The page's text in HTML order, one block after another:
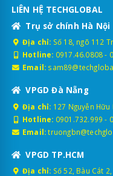
LIÊN HỆ TECHGLOBAL
Trụ sở chính Hà Nội
Địa chỉ: Số 18, ngõ 112
Hotline: 0917.46.0808-
Email:
VPGD Đà Nẵng
Địa chỉ: 127 Nguyễn
Hotline: 0901.732.999 -
Email:
VPGD TP.HCM
Địa chỉ: Số 52, Bàu Cát